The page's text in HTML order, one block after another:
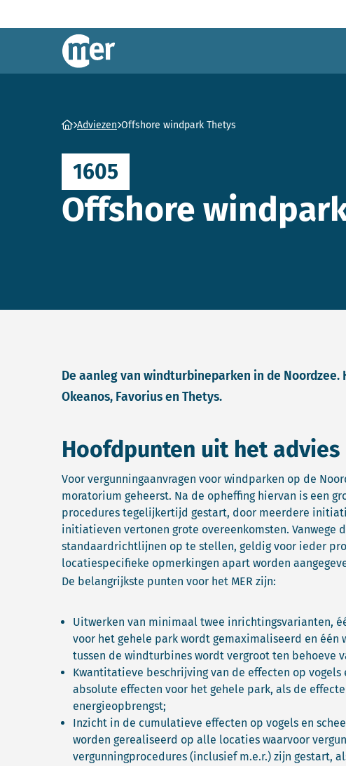
Commissie mer
Ga naar homepage
Adviezen Offshore windpark Thetys
1605
Offshore
De aanleg van windturbineparken in de
Okeanos, Favorius en Thetys.
Hoofdpunten uit het advies
Voor vergunningaanvragen voor windparken op de
moratorium geheerst. Na de opheffing hiervan is een
procedures tegelijkertijd gestart, door meerdere
initiatieven vertonen grote overeenkomsten. Vanwege
standaardrichtlijnen op te stellen, geldig voor ieder
locatiespecifieke opmerkingen apart worden
De belangrijkste punten voor het MER zijn:
Uitwerken van minimaal twee inrichtingsvarianten,
voor het gehele park wordt gemaximaliseerd en één
tussen de windturbines wordt vergroot ten behoeve
Kwantitatieve beschrijving van de effecten op
absolute effecten voor het gehele park, als de
energieopbrengst;
Inzicht in de cumulatieve effecten op vogels en
worden gerealiseerd op alle locaties waarvoor
vergunningprocedures (inclusief m.e.r.) zijn gestart,